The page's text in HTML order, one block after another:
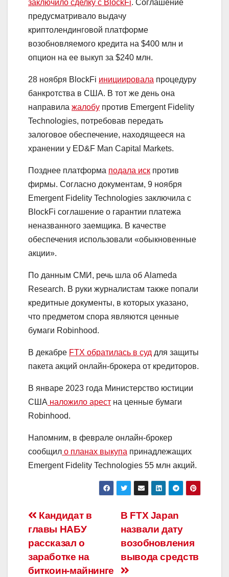
заключило сделку с BlockFi. Соглашение
предусматривало выдачу
криптолендинговой платформе
возобновляемого кредита на $400 млн и
опцион на ее выкуп за $240 млн.
28 ноября BlockFi инициировала процедуру
банкротства в США. В тот же день она
направила жалобу против Emergent Fidelity
Technologies, потребовав передать
залоговое обеспечение, находящееся на
хранении у ED&F Man Capital Markets.
Позднее платформа подала иск против
фирмы. Согласно документам, 9 ноября
Emergent Fidelity Technologies заключила с
BlockFi соглашение о гарантии платежа
неназванного заемщика. В качестве
обеспечения использовали «обыкновенные
акции».
По данным СМИ, речь шла об Alameda
Research. В руки журналистам также попали
кредитные документы, в которых указано,
что предметом спора являются ценные
бумаги Robinhood.
В декабре FTX обратилась в суд для защиты
пакета акций онлайн-брокера от кредиторов.
В январе 2023 года Министерство юстиции
США наложило арест на ценные бумаги
Robinhood.
Напомним, в феврале онлайн-брокер
сообщил о планах выкупа принадлежащих
Emergent Fidelity Technologies 55 млн акций.
Навигация
по
записям
В FTX Japan
назвали дату
возобновления
вывода средств
Кандидат в
главы НАБУ
рассказал о
заработке на
биткоин-майнинге